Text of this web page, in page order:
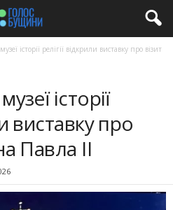
історії релігії відкрили виставку про візит
історії
виставку про
Павла ІІ